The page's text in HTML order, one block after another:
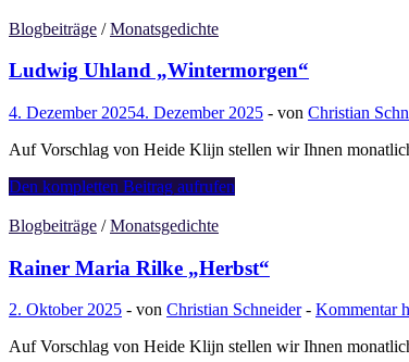
„Der
Blogbeiträge /Monatsgedichte
Ludwig Uhland „Wintermorgen“
4. Dezember 20254. Dezember 2025 - von Christian
Auf Vorschlag von Heide Klijn stellen wir Ihnen
Ludwig
„Wintermorgen“
Den kompletten Beitrag aufrufen
Blogbeiträge /Monatsgedichte
Rainer Maria Rilke „Herbst“
2. Oktober 2025 - von Christian Schneider- Kommentar
Auf Vorschlag von Heide Klijn stellen wir Ihnen